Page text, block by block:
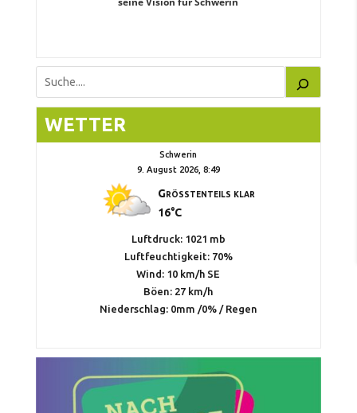
Suchen
WETTER
Schwerin
9. August 2026, 8:49
Größtenteils klar
16°C
Luftdruck: 1021 mb
Luftfeuchtigkeit: 70%
Wind: 10 km/h SE
Böen: 27 km/h
Niederschlag: 0mm /0%/ Regen